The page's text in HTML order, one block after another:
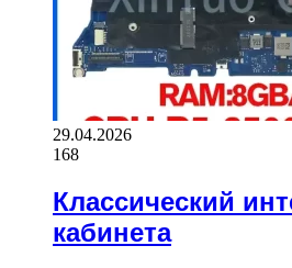
29.04.2026
168
Классический
кабинета